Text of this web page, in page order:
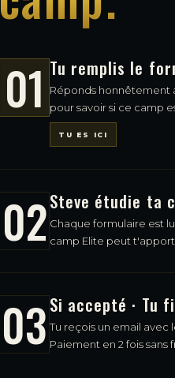
01 Tu remplis le
Réponds honnêtement
pour savoir si ce camp
TU ES ICI
02Steve étudie ta
Chaque formulaire est
camp Elite peut
03Si accepté · Tu
Tu reçois un email
Paiement en 2 fois sans